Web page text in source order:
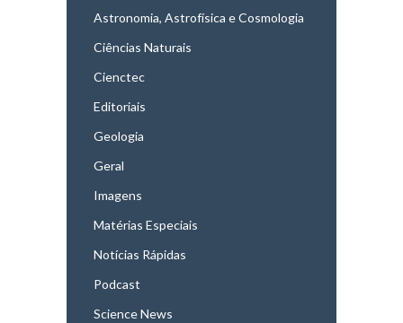
Astronomia, Astrofísica e Cosmologia
Ciências Naturais
Cienctec
Editoriais
Geologia
Geral
Imagens
Matérias Especiais
Notícias Rápidas
Podcast
Science News